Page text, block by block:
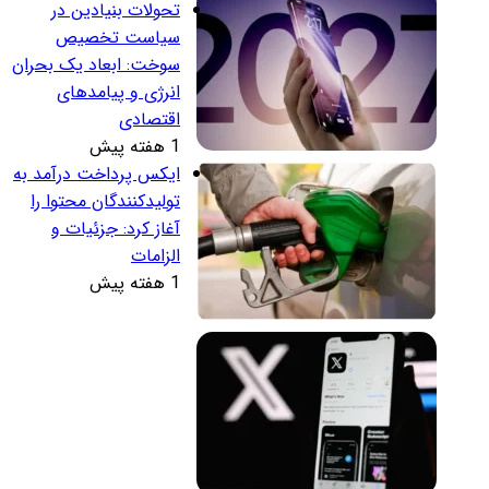
تحولات بنیادین در
سیاست تخصیص
سوخت: ابعاد یک بحران
انرژی و پیامدهای
اقتصادی
1 هفته پیش
ایکس پرداخت درآمد به
تولیدکنندگان محتوا را
آغاز کرد: جزئیات و
الزامات
1 هفته پیش